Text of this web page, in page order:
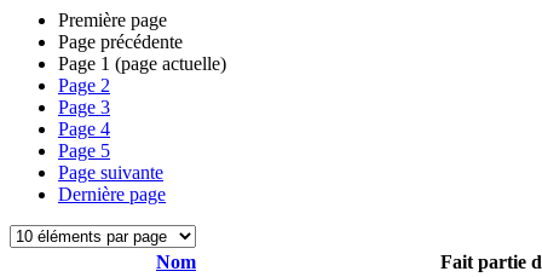
Première page
Page précédente
Page 1 (page actuelle)
Page 2
Page 3
Page 4
Page 5
Page suivante
Dernière page
Nom
Fait partie